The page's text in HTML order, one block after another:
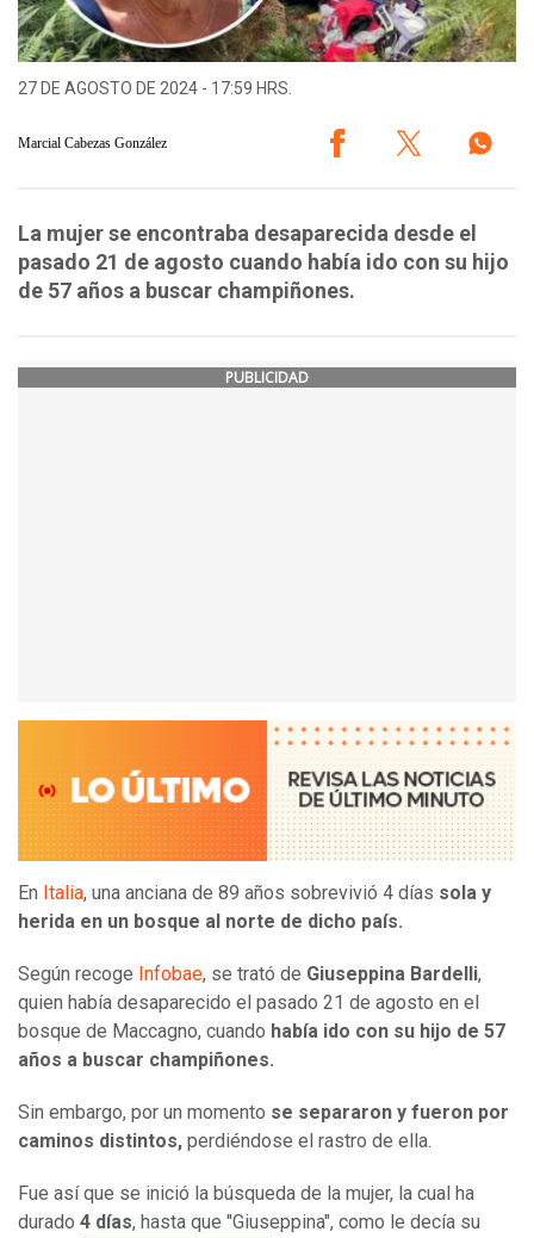
27 DE AGOSTO DE 2024 - 17:59 HRS.
Marcial Cabezas González
La mujer se encontraba desaparecida desde el
pasado 21 de agosto cuando había ido con su hijo
de 57 años a buscar champiñones.
PUBLICIDAD
En Italia, una anciana de 89 años sobrevivió 4 días sola y
herida en un bosque al norte de dicho país.
Según recoge Infobae, se trató de Giuseppina Bardelli,
quien había desaparecido el pasado 21 de agosto en el
bosque de Maccagno, cuando había ido con su hijo de 57
años a buscar champiñones.
Sin embargo, por un momento se separaron y fueron por
caminos distintos, perdiéndose el rastro de ella.
Fue así que se inició la búsqueda de la mujer, la cual ha
durado 4 días, hasta que "Giuseppina", como le decía su